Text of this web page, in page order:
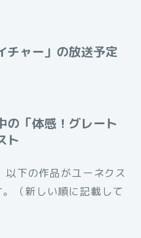
チャー」の放送予定
の「体感！グレート
ト
下の作品がユーネクス
（新しい順に記載して